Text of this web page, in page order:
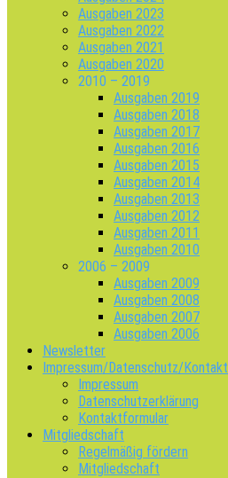
Ausgaben 2023
Ausgaben 2022
Ausgaben 2021
Ausgaben 2020
2010 – 2019
Ausgaben 2019
Ausgaben 2018
Ausgaben 2017
Ausgaben 2016
Ausgaben 2015
Ausgaben 2014
Ausgaben 2013
Ausgaben 2012
Ausgaben 2011
Ausgaben 2010
2006 – 2009
Ausgaben 2009
Ausgaben 2008
Ausgaben 2007
Ausgaben 2006
Newsletter
Impressum/Datenschutz/Kontakt
Impressum
Datenschutzerklärung
Kontaktformular
Mitgliedschaft
Regelmäßig fördern
Mitgliedschaft